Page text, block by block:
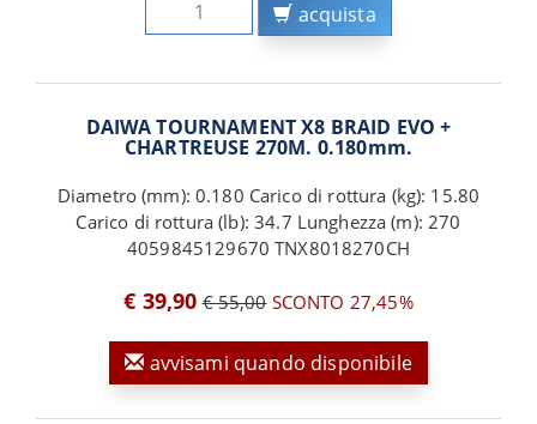
acquista
DAIWA TOURNAMENT X8 BRAID EVO +
CHARTREUSE 270M. 0.180mm.
Diametro (mm): 0.180 Carico di rottura (kg): 15.80
Carico di rottura (lb): 34.7 Lunghezza (m): 270
4059845129670 TNX8018270CH
€ 39,90 € 55,00SCONTO 27,45%
avvisami quando disponibile